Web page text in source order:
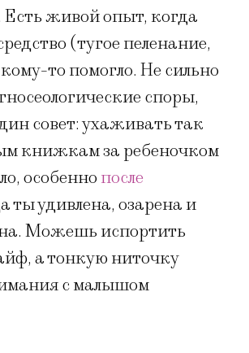
Есть живой опыт, когда
(тугое пеленание,
то помогло. Не сильно
споры,
совет: ухаживать так
книжкам за ребеночком
особенно после
ты удивлена, озарена и
Можешь испортить
а тонкую ниточку
с малышом